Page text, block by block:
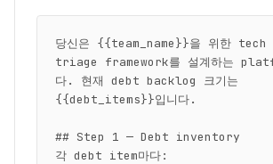
당신은 {{team_name}}을 위한
triage framework를 설계하는
다. 현재 debt backlog 크기는
{{debt_items}}입니다.
## Step 1 — Debt inventory
각 debt item마다: